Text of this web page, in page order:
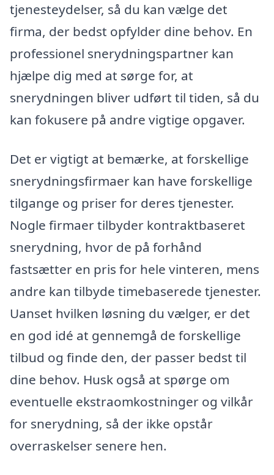
tjenesteydelser, så du kan vælge det
firma, der bedst opfylder dine behov. En
professionel snerydningspartner kan
hjælpe dig med at sørge for, at
snerydningen bliver udført til tiden, så du
kan fokusere på andre vigtige opgaver.
Det er vigtigt at bemærke, at forskellige
snerydningsfirmaer kan have forskellige
tilgange og priser for deres tjenester.
Nogle firmaer tilbyder kontraktbaseret
snerydning, hvor de på forhånd
fastsætter en pris for hele vinteren, mens
andre kan tilbyde timebaserede tjenester.
Uanset hvilken løsning du vælger, er det
en god idé at gennemgå de forskellige
tilbud og finde den, der passer bedst til
dine behov. Husk også at spørge om
eventuelle ekstraomkostninger og vilkår
for snerydning, så der ikke opstår
overraskelser senere hen.